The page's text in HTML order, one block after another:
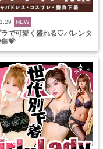
NEW
ラで可愛く盛れる♡バレンタ
集💝